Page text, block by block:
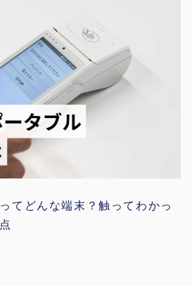
てどんな端末？触ってわかっ